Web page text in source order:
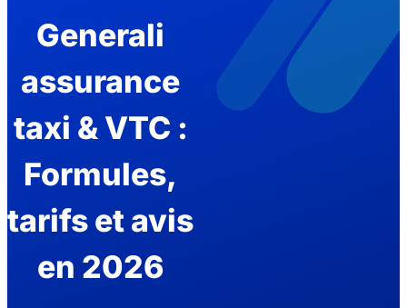
Generali
assurance
taxi & VTC :
Formules,
tarifs et avis
en 2026